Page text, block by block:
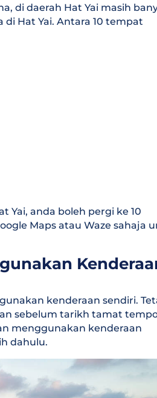
di daerah Hat Yai masih
Hat Yai. Antara 10 tempat
Yai, anda boleh pergi ke 10
Maps atau Waze sahaja
kenderaan sendiri.
sebelum tarikh tamat
menggunakan kenderaan
dahulu.